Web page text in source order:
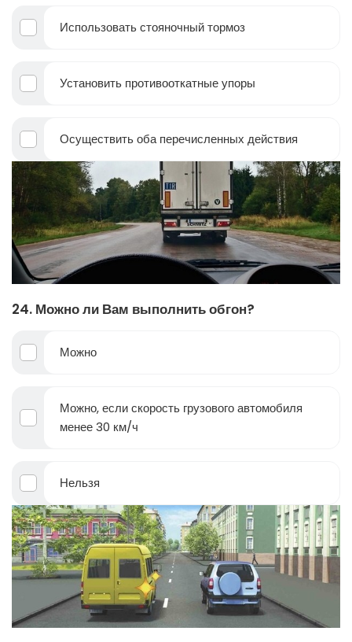
Использовать стояночный тормоз
Установить противооткатные упоры
Осуществить оба перечисленных действия
24. Можно ли Вам выполнить обгон?
Можно
Можно, если скорость грузового автомобиля
менее 30 км/ч
Нельзя